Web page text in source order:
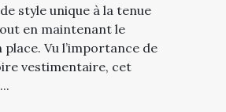
style unique à la tenue
en maintenant le
Vu l’importance de
vestimentaire, cet